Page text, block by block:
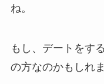
ね。
もし、デートをす
の方なのかもしれ